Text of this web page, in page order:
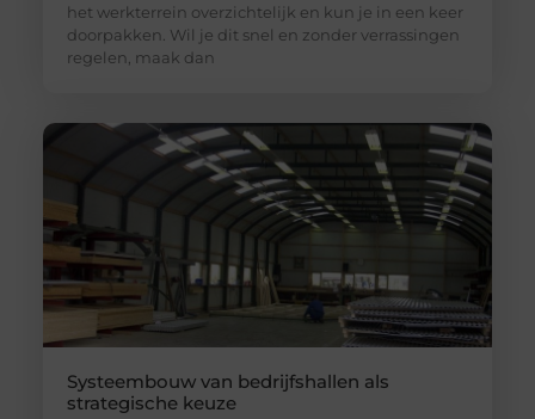
het werkterrein overzichtelijk en kun je in een keer
doorpakken. Wil je dit snel en zonder verrassingen
regelen, maak dan
Systeembouw van bedrijfshallen als
strategische keuze